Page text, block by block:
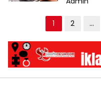
a
g
i
n
1 2 …